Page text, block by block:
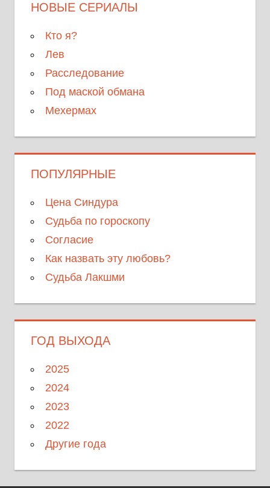
НОВЫЕ СЕРИАЛЫ
Кто я?
Лев
Расследование
Под маской обмана
Мехермах
ПОПУЛЯРНЫЕ
Цена Синдура
Судьба по гороскопу
Согласие
Как назвать эту любовь?
Судьба Лакшми
ГОД ВЫХОДА
2025
2024
2023
2022
Другие года